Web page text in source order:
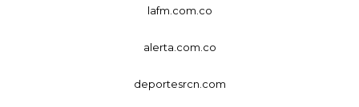
lafm.com.co
alerta.com.co
deportesrcn.com